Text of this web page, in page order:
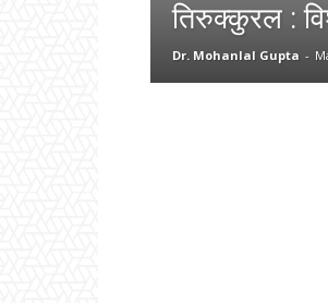
तिरुक्कुरल :
Dr. Mohanlal Gupta -